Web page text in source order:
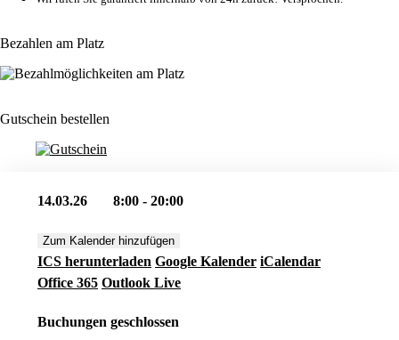
Bezahlen am Platz
Gutschein bestellen
14.03.26 8:00 - 20:00
Zum Kalender hinzufügen
ICS herunterladen Google Kalender iCalendar
Office 365 Outlook Live
Buchungen geschlossen